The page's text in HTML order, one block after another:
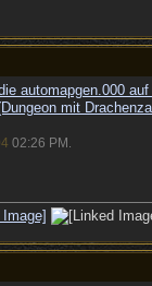
automapgen.000
mit
02:26 PM